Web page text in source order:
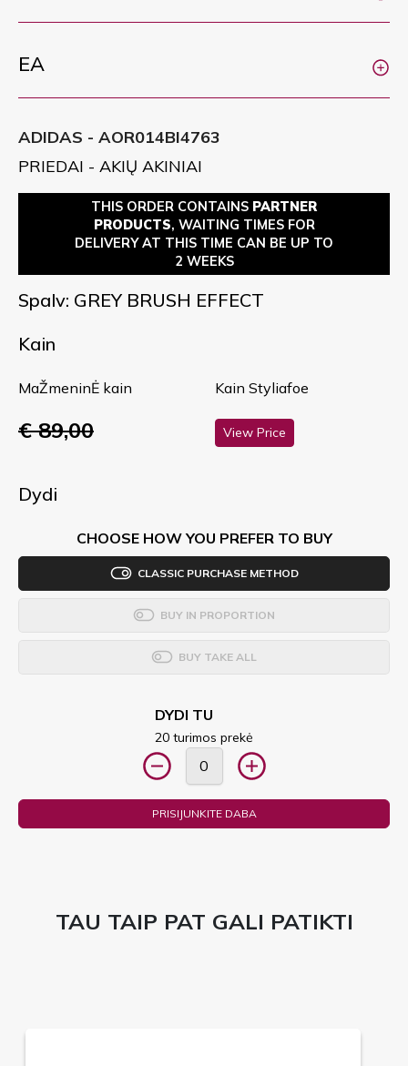
EA
ADIDAS - AOR014BI4763
PRIEDAI - AKIŲ AKINIAI
THIS ORDER CONTAINS PARTNER
PRODUCTS, WAITING TIMES FOR
DELIVERY AT THIS TIME CAN BE UP TO
2 WEEKS
Spalv: GREY BRUSH EFFECT
Kain
MaŽmeninĖ kain
€ 89,00
Kain Styliafoe
View Price
Dydi
CHOOSE HOW YOU PREFER TO BUY
CLASSIC PURCHASE METHOD
BUY IN PROPORTION
BUY TAKE ALL
DYDI TU
20 turimos prekė
PRISIJUNKITE DABA
TAU TAIP PAT GALI PATIKTI